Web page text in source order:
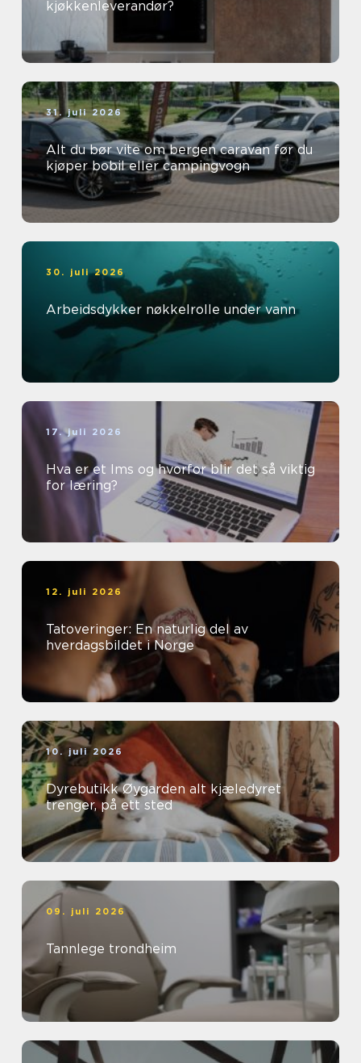
kjøkkenleverandør?
31. juli 2026
Alt du bør vite om bergen caravan før du
kjøper bobil eller campingvogn
30. juli 2026
Arbeidsdykker nøkkelrolle under vann
17. juli 2026
Hva er et lms og hvorfor blir det så viktig
for læring?
12. juli 2026
Tatoveringer: En naturlig del av
hverdagsbildet i Norge
10. juli 2026
Dyrebutikk Øygarden alt kjæledyret
trenger, på ett sted
09. juli 2026
Tannlege trondheim